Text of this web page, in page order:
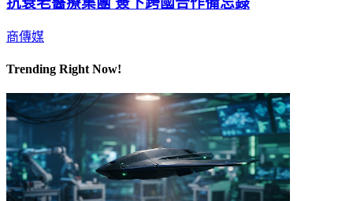
商傳媒
Trending Right Now!